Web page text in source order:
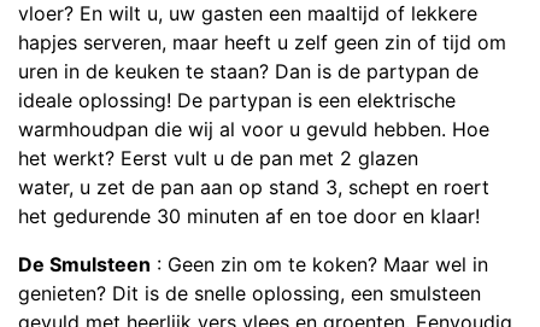
vloer? En wilt u, uw gasten een maaltijd of lekkere
hapjes serveren, maar heeft u zelf geen zin of tijd om
uren in de keuken te staan? Dan is de partypan de
ideale oplossing! De partypan is een elektrische
warmhoudpan die wij al voor u gevuld hebben. Hoe
het werkt? Eerst vult u de pan met 2 glazen
water, u zet de pan aan op stand 3, schept en roert
het gedurende 30 minuten af en toe door en klaar!
De Smulsteen : Geen zin om te koken? Maar wel in
genieten? Dit is de snelle oplossing, een smulsteen